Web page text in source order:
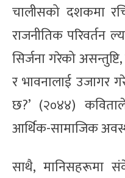
चालीसको दशकमा
राजनीतिक परिवर्तन
सिर्जना गरेको
र भावनालाई उजागर
छ?’ (२०४४)
आर्थिक-सामाजिक
साथै, मानिसहरूमा